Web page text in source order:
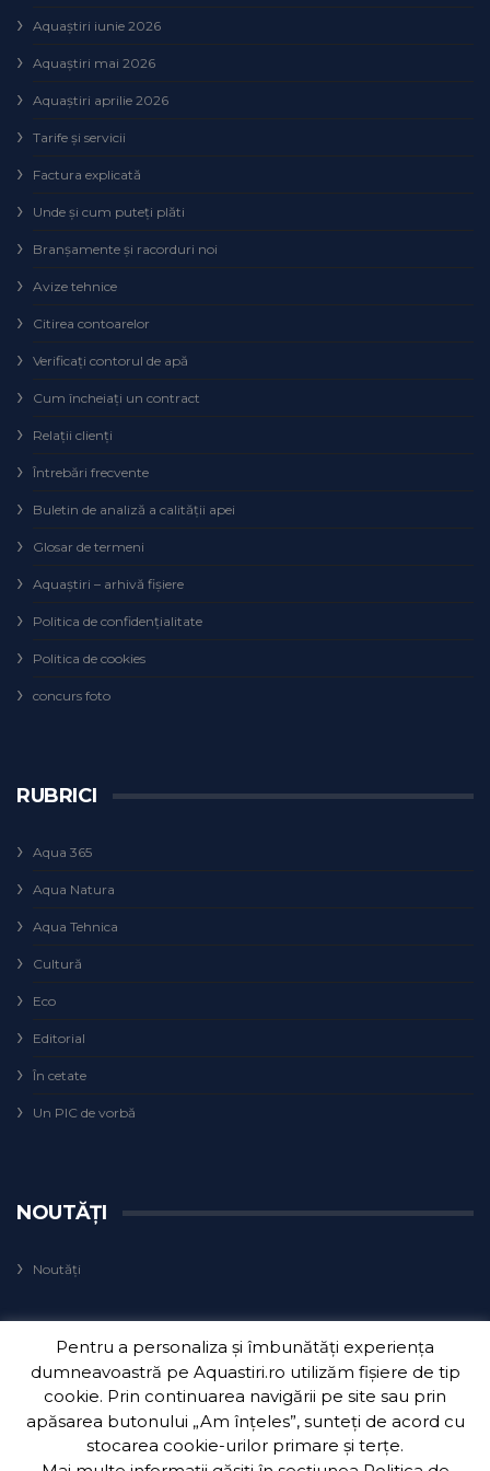
Aquaștiri iunie 2026
Aquaștiri mai 2026
Aquaștiri aprilie 2026
Tarife și servicii
Factura explicată
Unde și cum puteţi plăti
Branșamente și racorduri noi
Avize tehnice
Citirea contoarelor
Verificaţi contorul de apă
Cum încheiaţi un contract
Relaţii clienţi
Întrebări frecvente
Buletin de analiză a calităţii apei
Glosar de termeni
Aquaștiri – arhivă fișiere
Politica de confidențialitate
Politica de cookies
concurs foto
RUBRICI
Aqua 365
Aqua Natura
Aqua Tehnica
Cultură
Eco
Editorial
În cetate
Un PIC de vorbă
NOUTĂȚI
Noutăți
Copyright 2018 Aquatim S.A.| Dezvoltat de 3Waves Net
Pentru a personaliza și îmbunătăți experiența
dumneavoastră pe Aquastiri.ro utilizăm fișiere de tip
cookie. Prin continuarea navigării pe site sau prin
apăsarea butonului „Am înțeles”, sunteți de acord cu
stocarea cookie-urilor primare și terțe.